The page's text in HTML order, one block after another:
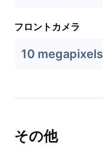
フロントカメラ
10 megapixels
その他